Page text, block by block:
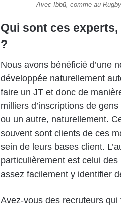
Avec Ibbü, comme au
Qui sont ces
?
Nous avons bénéficié d’une
développée naturellement
faire un JT et donc de
milliers d’inscriptions de
ou un autre, naturellement.
souvent sont clients de ces
sein de leurs bases client.
particulièrement est celui
assez facilement y identifier
Avez-vous des recruteurs